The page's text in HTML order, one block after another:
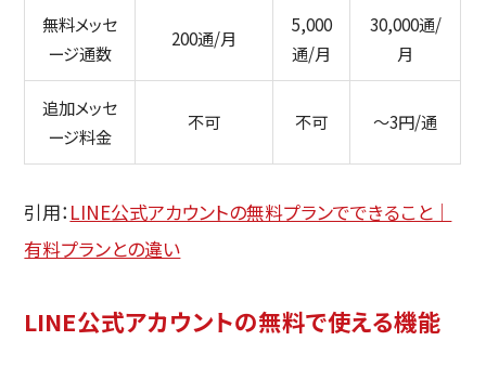
無料メッセ
ージ通数
200通/月
5,000
通/月
30,000通/
月
追加メッセ
ージ料金
不可 不可 ～3円/通
引用： LINE公式アカウントの無料プランでできること｜
有料プランとの違い
LINE公式アカウントの無料で使える機能